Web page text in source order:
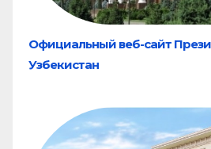
Официальный веб-сайт
Узбекистан